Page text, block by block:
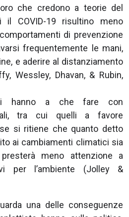
che credono a teorie del
il COVID-19 risultino meno
di prevenzione
frequentemente le mani,
e aderire al distanziamento
Wessley, Dhavan, & Rubin,
hanno a che fare con
tra cui quelli a favore
se si ritiene che quanto detto
ai cambiamenti climatici sia
meno attenzione a
per l’ambiente (Jolley &
una delle conseguenze